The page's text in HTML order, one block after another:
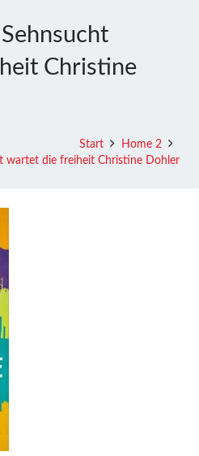
Christine
Start
Home 2
wartet die freiheit Christine Dohler